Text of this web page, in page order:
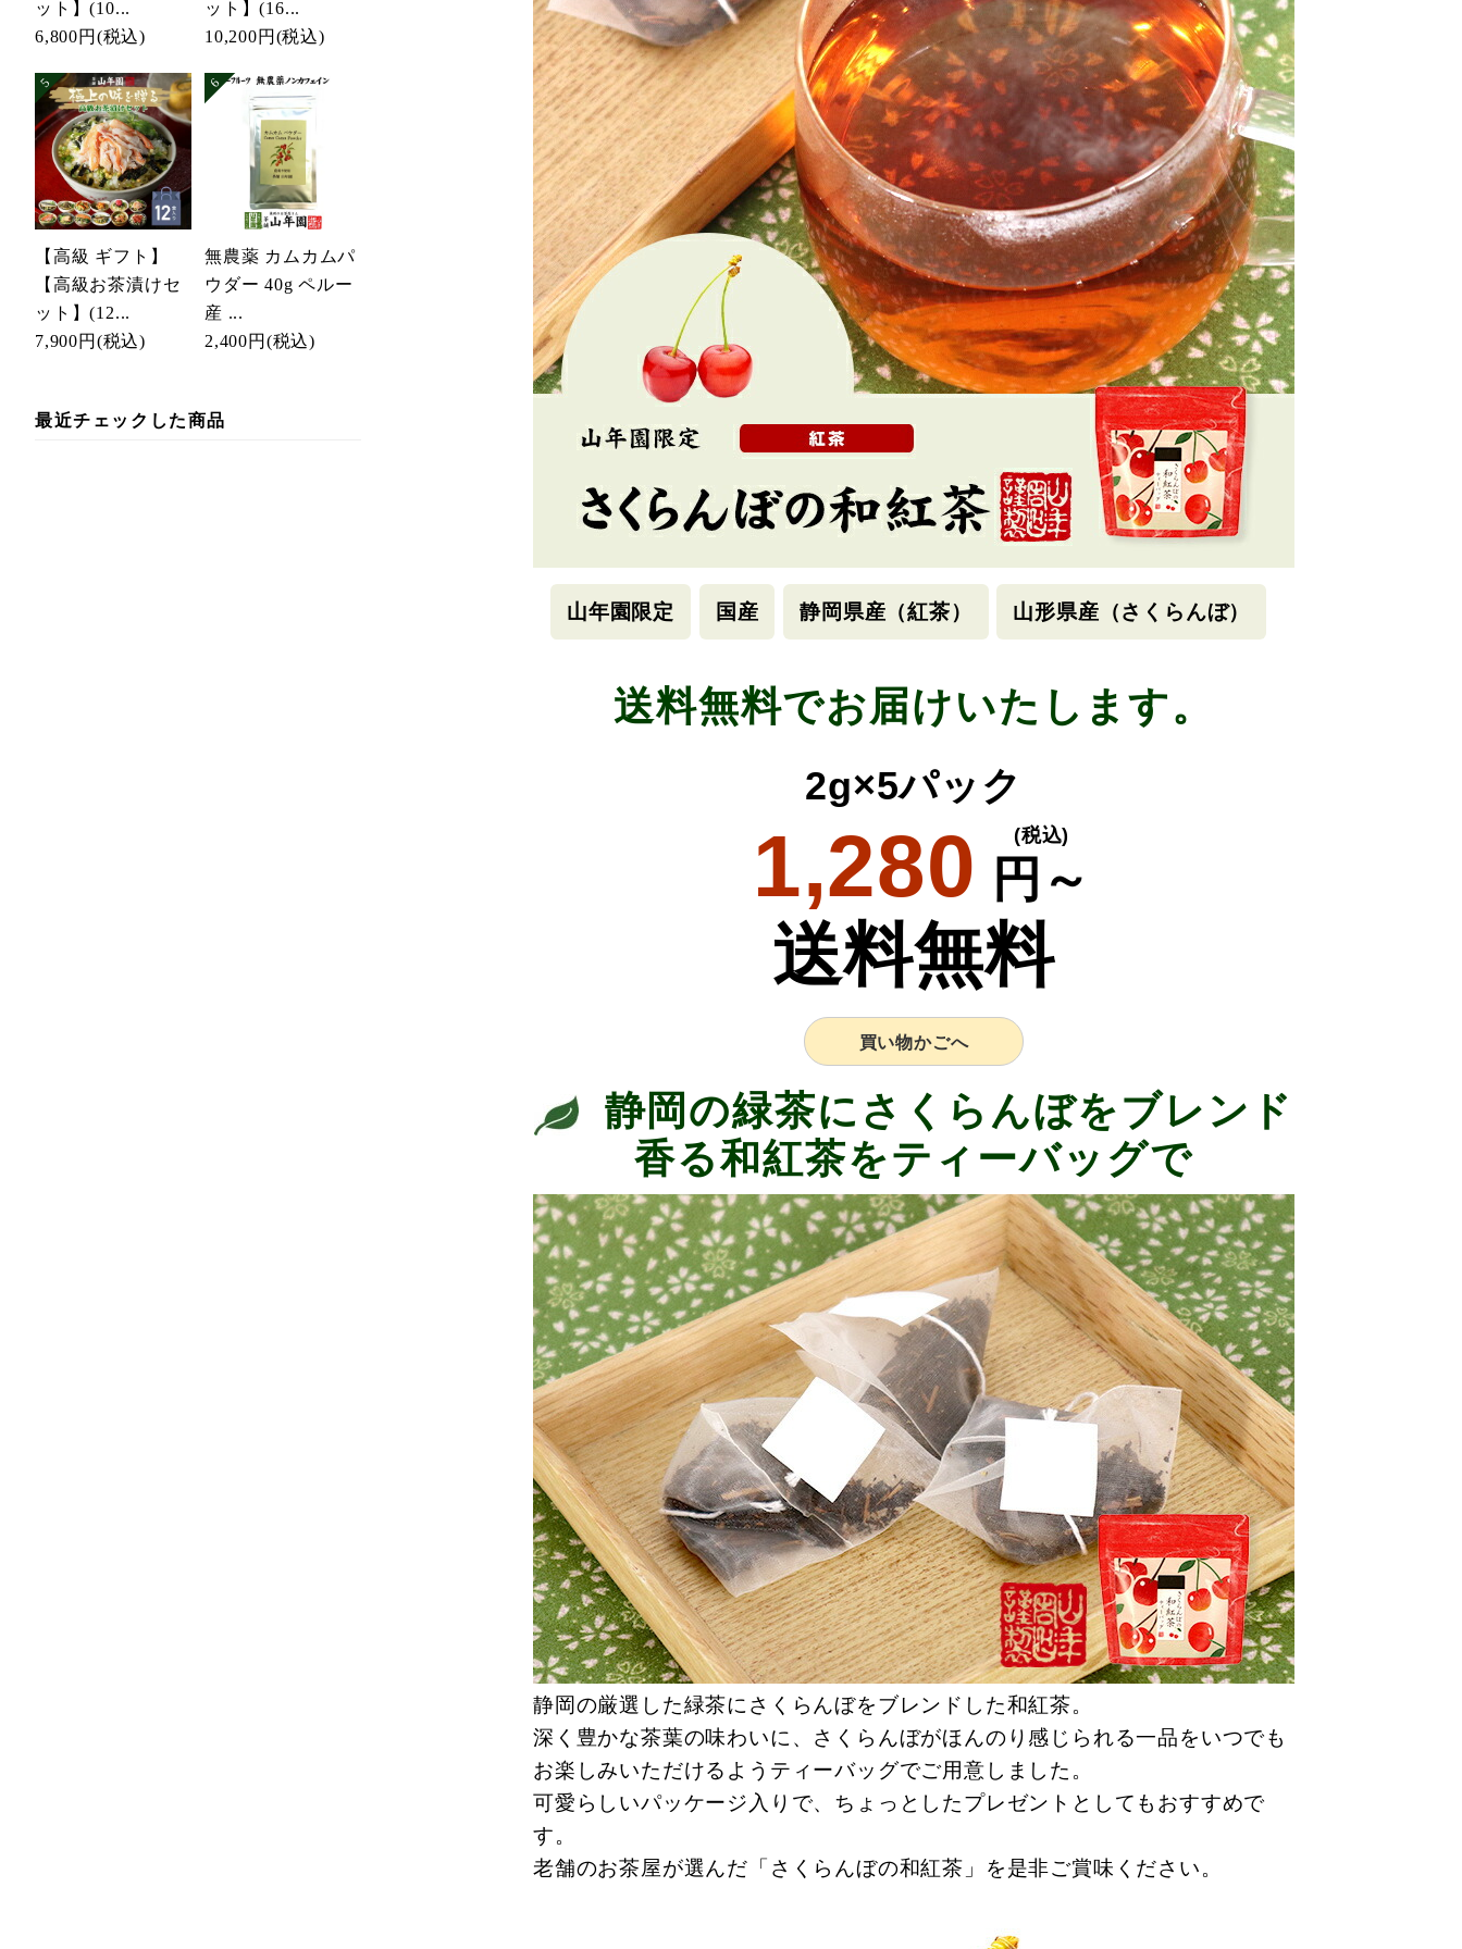
ット】(10...
6,800円 (税込)
ット】(16...
10,200円 (税込)
【高級 ギフト】
【高級お茶漬けセ
ット】(12...
7,900円 (税込)
無農薬 カムカムパ
ウダー 40g ペルー
産 ...
2,400円 (税込)
最近チェックした商品
山年園限定 国産 静岡県産（紅茶） 山形県産（さくらんぼ）
送料無料でお届けいたします。
2g×5パック
1,280 円～
(税込)
送料無料
買い物かごへ
静岡の緑茶にさくらんぼをブレンド
香る和紅茶をティーバッグで
静岡の厳選した緑茶にさくらんぼをブレンドした和紅茶。
深く豊かな茶葉の味わいに、さくらんぼがほんのり感じられる一品をいつでも
お楽しみいただけるようティーバッグでご用意しました。
可愛らしいパッケージ入りで、ちょっとしたプレゼントとしてもおすすめで
す。
老舗のお茶屋が選んだ「さくらんぼの和紅茶」を是非ご賞味ください。